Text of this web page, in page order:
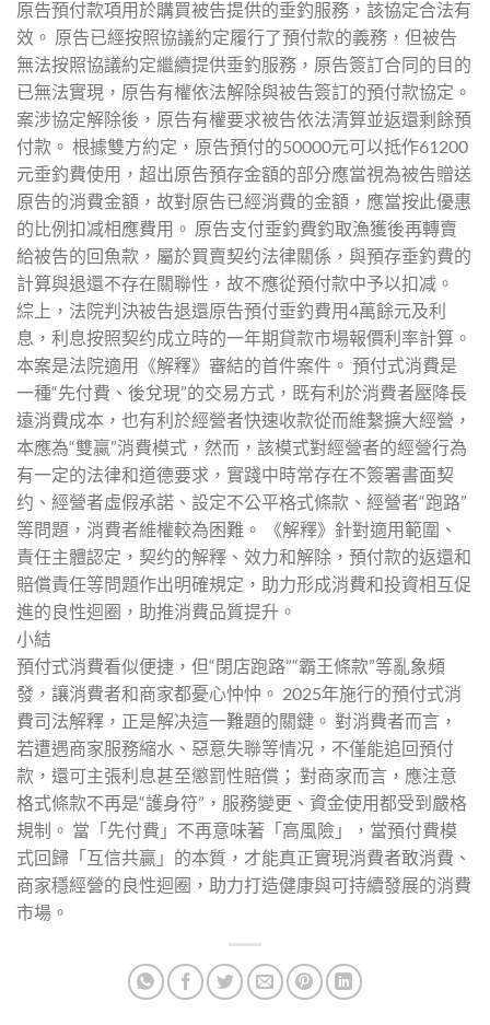
原告預付款項用於購買被告提供的垂釣服務，該協定合法有
效。 原告已經按照協議約定履行了預付款的義務，但被告
無法按照協議約定繼續提供垂釣服務，原告簽訂合同的目的
已無法實現，原告有權依法解除與被告簽訂的預付款協定。
案涉協定解除後，原告有權要求被告依法清算並返還剩餘預
付款。 根據雙方約定，原告預付的50000元可以抵作61200
元垂釣費使用，超出原告預存金額的部分應當視為被告贈送
原告的消費金額，故對原告已經消費的金額，應當按此優惠
的比例扣减相應費用。 原告支付垂釣費釣取漁獲後再轉賣
給被告的回魚款，屬於買賣契约法律關係，與預存垂釣費的
計算與退還不存在關聯性，故不應從預付款中予以扣减。
綜上，法院判決被告退還原告預付垂釣費用4萬餘元及利
息，利息按照契约成立時的一年期貸款市場報價利率計算。
本案是法院適用《解釋》審結的首件案件。 預付式消費是
一種“先付費、後兌現”的交易方式，既有利於消費者壓降長
遠消費成本，也有利於經營者快速收款從而維繫擴大經營，
本應為“雙贏”消費模式，然而，該模式對經營者的經營行為
有一定的法律和道德要求，實踐中時常存在不簽署書面契
约、經營者虛假承諾、設定不公平格式條款、經營者“跑路”
等問題，消費者維權較為困難。 《解釋》針對適用範圍、
責任主體認定，契约的解釋、效力和解除，預付款的返還和
賠償責任等問題作出明確規定，助力形成消費和投資相互促
進的良性迴圈，助推消費品質提升。
小結
預付式消費看似便捷，但“閉店跑路”“霸王條款”等亂象頻
發，讓消費者和商家都憂心忡忡。 2025年施行的預付式消
費司法解釋，正是解决這一難題的關鍵。 對消費者而言，
若遭遇商家服務縮水、惡意失聯等情况，不僅能追回預付
款，還可主張利息甚至懲罰性賠償； 對商家而言，應注意
格式條款不再是“護身符”，服務變更、資金使用都受到嚴格
規制。 當「先付費」不再意味著「高風險」，當預付費模
式回歸「互信共贏」的本質，才能真正實現消費者敢消費、
商家穩經營的良性迴圈，助力打造健康與可持續發展的消費
市場。